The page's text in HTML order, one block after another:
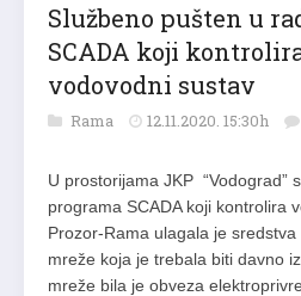
Službeno pušten u
SCADA koji
vodovodni sustav
Rama 12.11.2020. 15:30h
U prostorijama JKP “Vodograd”
programa SCADA koji kontrolira
Prozor-Rama ulagala je
mreže koja je trebala biti davno
mreže bila je obveza